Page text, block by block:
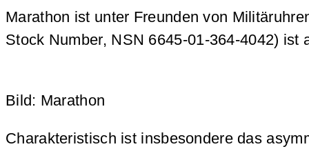
Marathon ist unter Freunden von
Stock Number, NSN 6645-01-364-4042)
Bild: Marathon
Charakteristisch ist insbesondere das